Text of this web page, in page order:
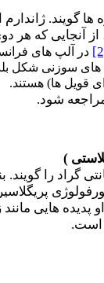
گویند.
آنجایی که هر
در آلپ های
سوزنی شکل
قویل ها) هستند.
شود.
)
گراد را گویند.
هایی
است.